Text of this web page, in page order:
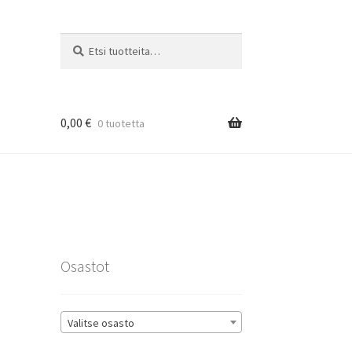
0,00 € 0 tuotetta
Osastot
Valitse osasto